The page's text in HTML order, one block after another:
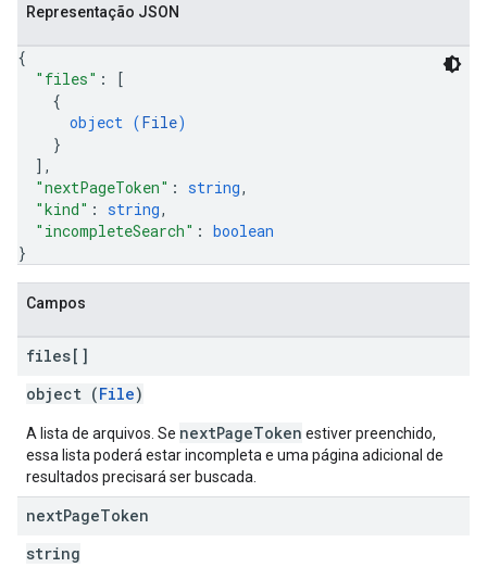
Representação JSON
{
"files" :
[
{
object (File)
}
] ,
"nextPageToken" : string,
"kind" : string,
"incompleteSearch" : boolean
}
Campos
files[]
object (File)
A lista de arquivos. Se nextPageToken estiver preenchido,
essa lista poderá estar incompleta e uma página adicional de
resultados precisará ser buscada.
nextPageToken
string